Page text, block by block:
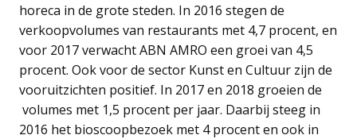
horeca in de grote steden. In 2016 stegen de
verkoopvolumes van restaurants met 4,7 procent, en
voor 2017 verwacht ABN AMRO een groei van 4,5
procent. Ook voor de sector Kunst en Cultuur zijn de
vooruitzichten positief. In 2017 en 2018 groeien de
volumes met 1,5 procent per jaar. Daarbij steeg in
2016 het bioscoopbezoek met 4 procent en ook in